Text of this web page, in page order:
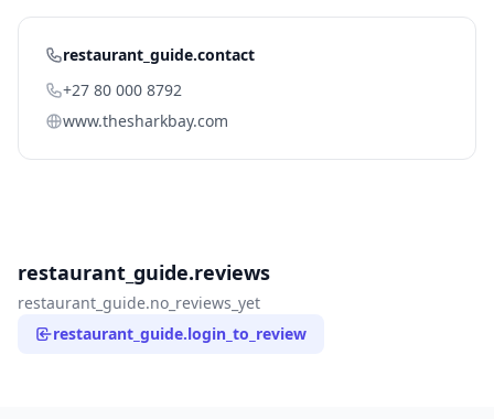
restaurant_guide.contact
+27 80 000 8792
www.thesharkbay.com
restaurant_guide.reviews
restaurant_guide.no_reviews_yet
restaurant_guide.login_to_review